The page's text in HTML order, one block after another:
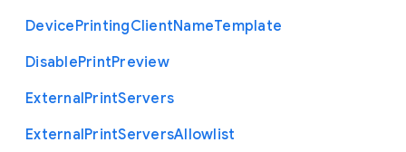
DevicePrintingClientNameTemplate
DisablePrintPreview
ExternalPrintServers
ExternalPrintServersAllowlist